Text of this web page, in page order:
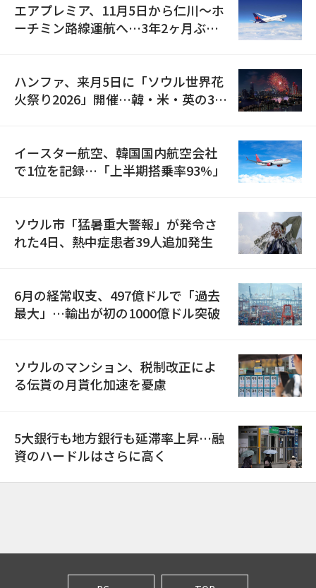
エアプレミア、11月5日から仁川〜ホ
ーチミン路線運航へ…3年2ヶ月ぶり
ハンファ、来月5日に「ソウル世界花
火祭り2026」開催…韓・米・英の3カ
イースター航空、韓国国内航空会社
で1位を記録…「上半期搭乗率93%」
ソウル市「猛暑重大警報」が発令さ
れた4日、熱中症患者39人追加発生
6月の経常収支、497億ドルで「過去
最大」…輸出が初の1000億ドル突破
ソウルのマンション、税制改正によ
る伝貰の月貰化加速を憂慮
5大銀行も地方銀行も延滞率上昇…融
資のハードルはさらに高く